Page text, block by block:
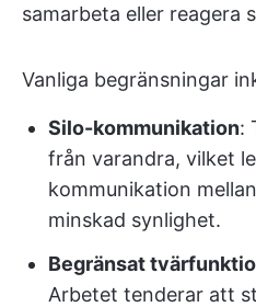
samarbeta eller reagera
Vanliga begränsningar
Silo-kommunikation:
från varandra, vilket
kommunikation
minskad synlighet.
Begränsat
Arbetet tenderar att